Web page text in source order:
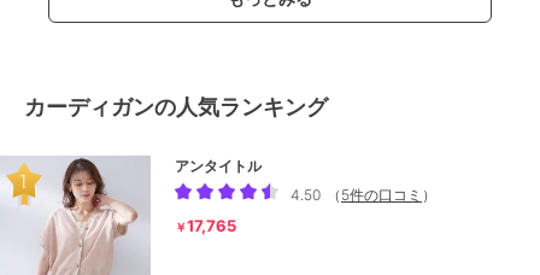
カーディガンの人気ランキング
アンタイトル
4.50
（ 5件の口コミ ）
￥17,765